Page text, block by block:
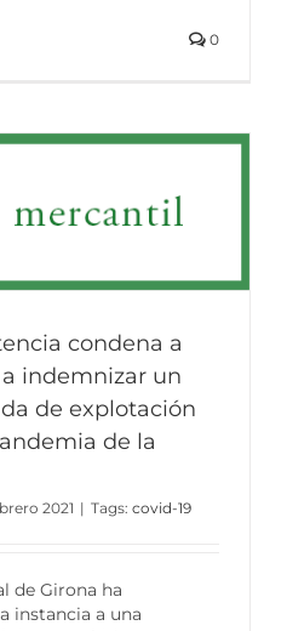
0
condena a
indemnizar un
de explotación
de la
2021 | Tags: covid-19
de Girona ha
instancia a una